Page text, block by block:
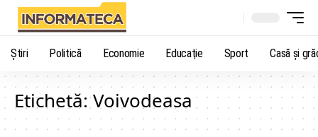
Știri Politică Economie Educaţie Sport Casă şi
Etichetă:Voivodeasa